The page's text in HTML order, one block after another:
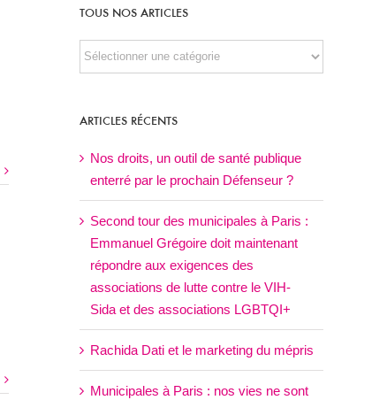
TOUS NOS ARTICLES
TOUS
NOS
ARTICLES RÉCENTS
Nos droits, un outil de santé publique
enterré par le prochain Défenseur ?
Second tour des municipales à Paris :
Emmanuel Grégoire doit maintenant
répondre aux exigences des
associations de lutte contre le VIH-
Sida et des associations LGBTQI+
Rachida Dati et le marketing du mépris
Municipales à Paris : nos vies ne sont